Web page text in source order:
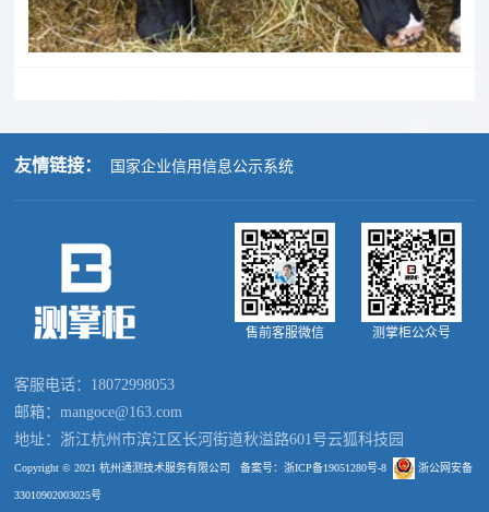
友情链接： 国家企业信用信息公示系统
售前客服微信 测掌柜公众号
客服电话：18072998053
邮箱：mangoce@163.com
地址：浙江杭州市滨江区长河街道秋溢路601号云狐科技园
Copyright © 2021 杭州通测技术服务有限公司 备案号：浙ICP备19051280号-8 浙公网安备
33010902003025号